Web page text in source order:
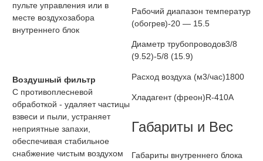
пульте управления или в
месте воздухозабора
внутреннего блок
Воздушный фильтр
С противоплесневой
обработкой - удаляет частицы
взвеси и пыли, устраняет
неприятные запахи,
обеспечивая стабильное
снабжение чистым воздухом
Рабочий диапазон температур
(обогрев)-20 — 15.5
Диаметр трубопроводов3/8
(9.52)-5/8 (15.9)
Расход воздуха (м3/час)1800
Хладагент (фреон)R-410A
Габариты и Вес
Габариты внутреннего блока